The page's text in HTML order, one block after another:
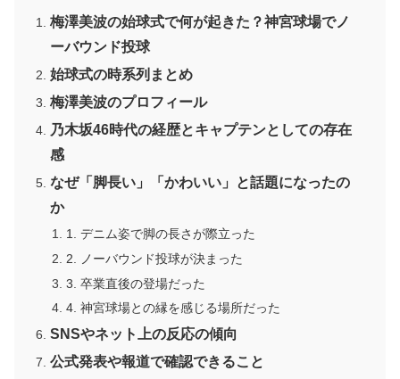
梅澤美波の始球式で何が起きた？神宮球場でノ
ーバウンド投球
始球式の時系列まとめ
梅澤美波のプロフィール
乃木坂46時代の経歴とキャプテンとしての存在
感
なぜ「脚長い」「かわいい」と話題になったの
か
1. デニム姿で脚の長さが際立った
2. ノーバウンド投球が決まった
3. 卒業直後の登場だった
4. 神宮球場との縁を感じる場所だった
SNSやネット上の反応の傾向
公式発表や報道で確認できること